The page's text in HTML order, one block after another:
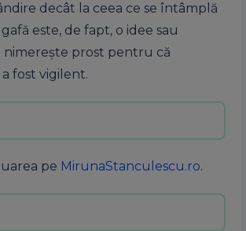
decât la ceea ce se întâmplă
este, de fapt, o idee sau
nimerește prost pentru că
fost vigilent.
pe MirunaStanculescu.ro.